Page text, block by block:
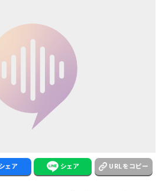
シェア シェア URLをコピー